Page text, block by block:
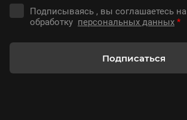
Подписываясь , вы соглашаетесь на
обработку персональных данных *
Подписаться